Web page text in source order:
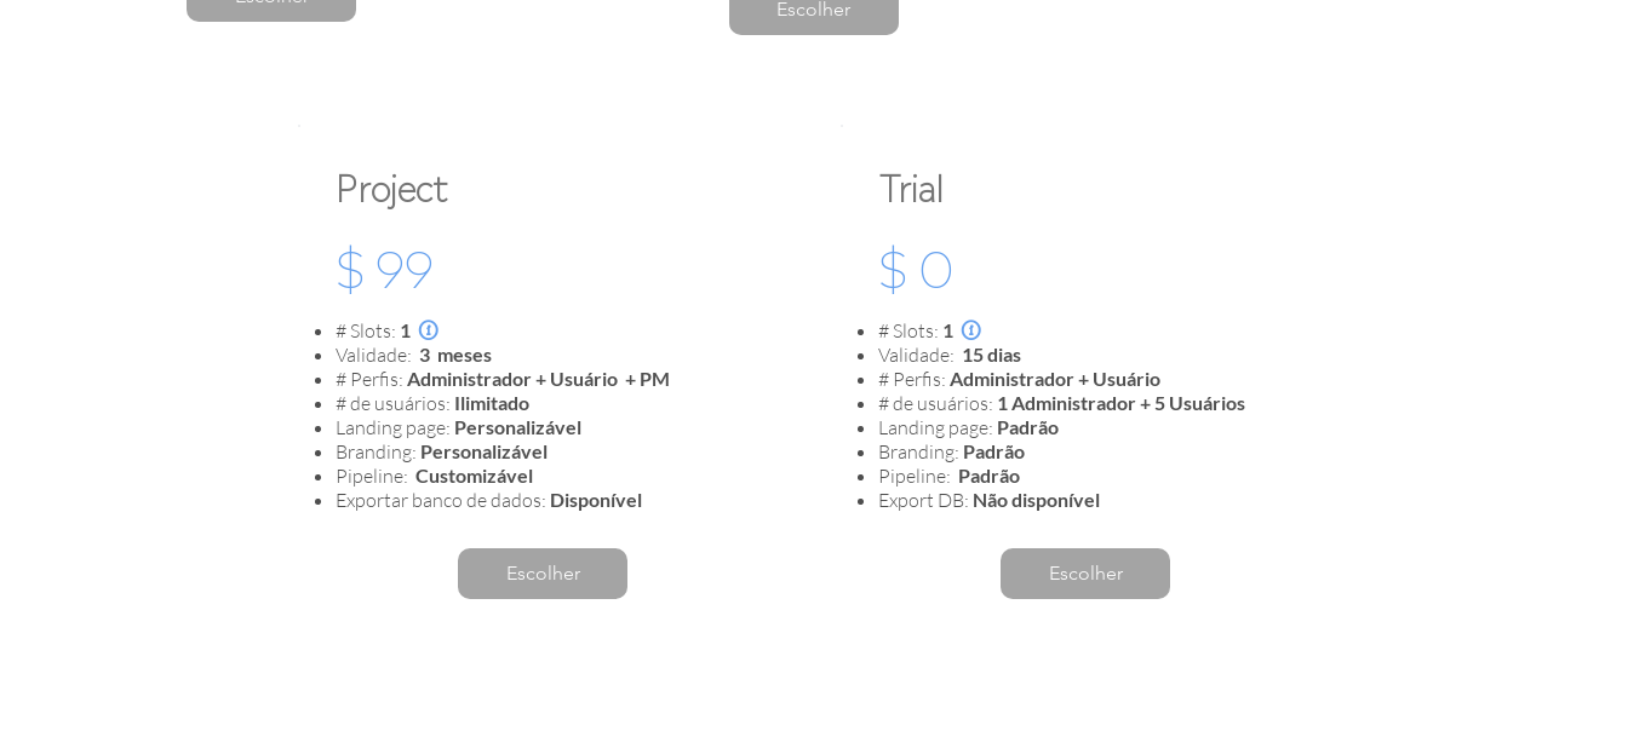
Project
$ 99
# Slots: 1 
Validade: 3 meses
# Perfis: Administrador + Usuário + PM
# de usuários: Ilimitado
Landing page: Personalizável
Branding: Personalizável
Pipeline: Customizável
Exportar banco de dados: Disponível
Escolher
Escolher
Trial
$ 0
# Slots: 1 
Validade: 15 dias
# Perfis: Administrador + Usuário
# de usuários: 1 Administrador + 5 Usuários
Landing page: Padrão
Branding: Padrão
Pipeline: Padrão
Export DB: Não disponível
Escolher